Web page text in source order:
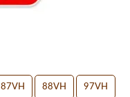
87VH 88VH 97VH